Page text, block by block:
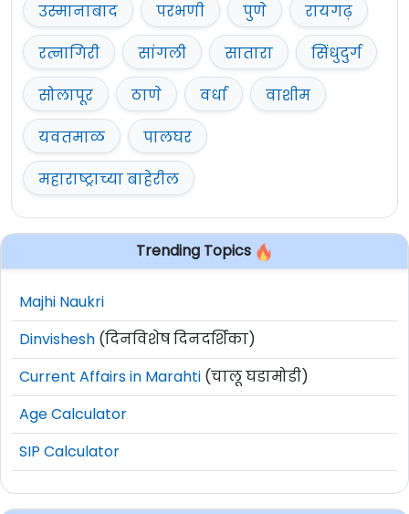
उस्मानाबाद
परभणी पुणे
रायगढ़
रत्नागिरी
सांगली सातारा
सिंधुदुर्ग
सोलापूर
ठाणे वर्धा
वाशीम
यवतमाळ
पालघर
महाराष्ट्राच्या बाहेरील
Trending Topics
Majhi Naukri
Dinvishesh (दिनविशेष दिनदर्शिका)
Current Affairs in Marahti (चालू घडामोडी)
Age Calculator
SIP Calculator